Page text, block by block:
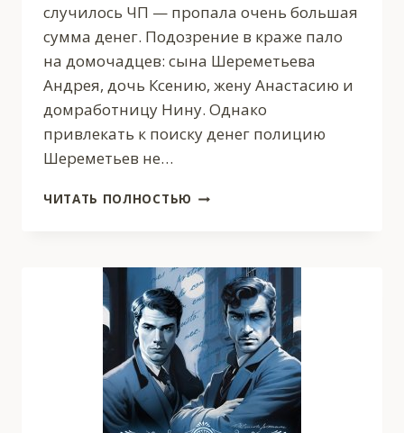
случилось ЧП — пропала очень большая
сумма денег. Подозрение в краже пало
на домочадцев: сына Шереметьева
Андрея, дочь Ксению, жену Анастасию и
домработницу Нину. Однако
привлекать к поиску денег полицию
Шереметьев не…
ЧИТАТЬ ПОЛНОСТЬЮ ЭТЮД